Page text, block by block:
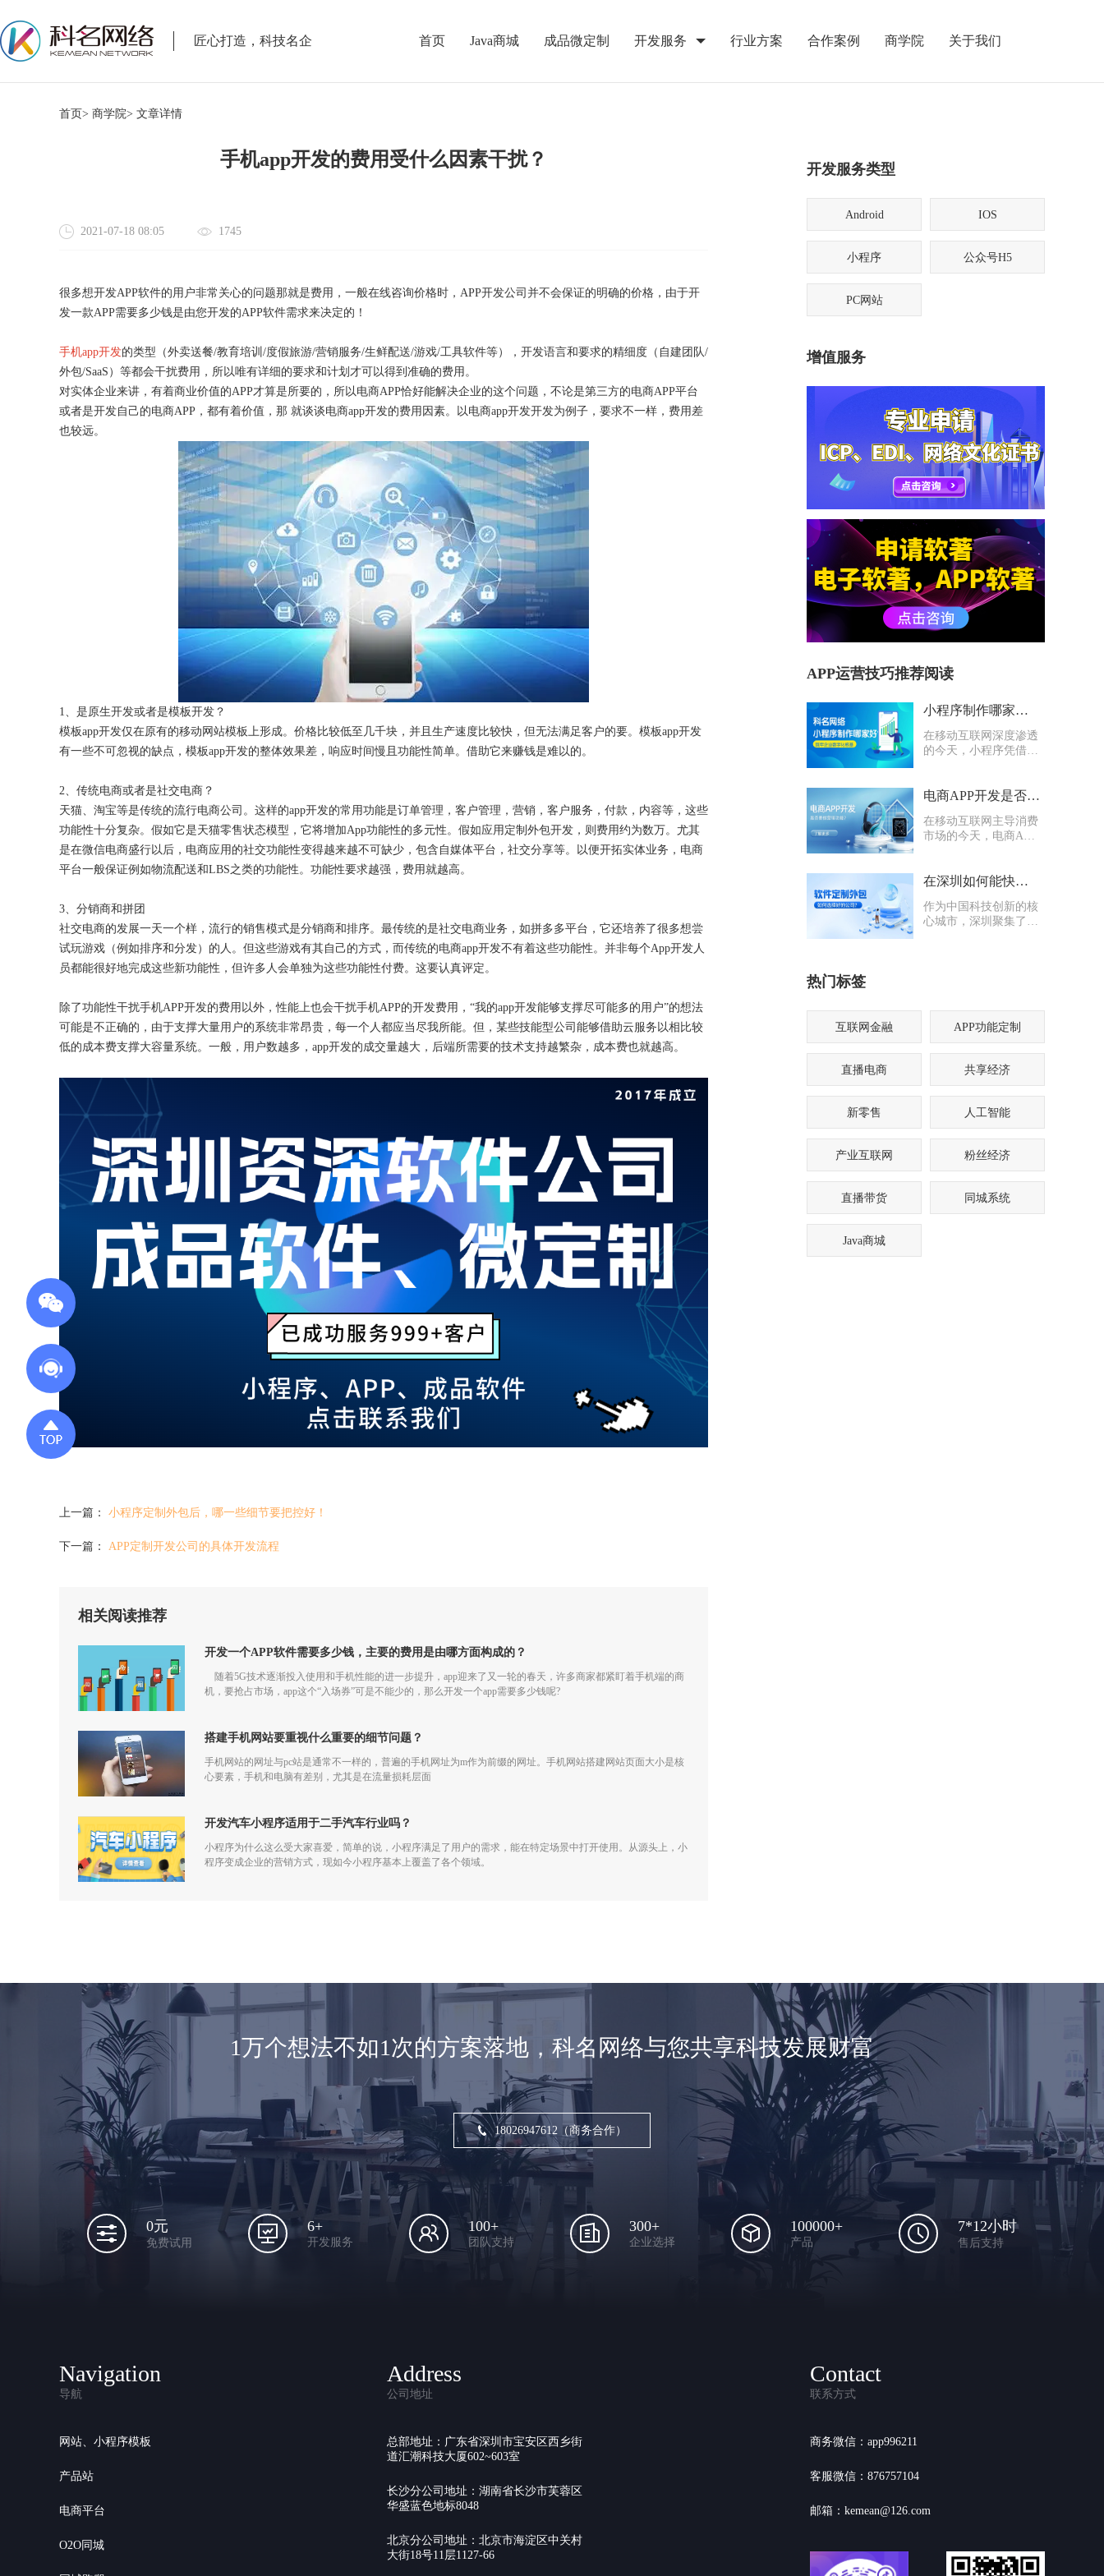
匠心打造，科技名企 首页 Java商城 成品微定制 开发服务 行业方案 合作案例 商学院 关于我们
首页> 商学院> 文章详情
手机app开发的费用受什么因素干扰？
2021-07-18 08:05 1745
很多想开发APP软件的用户非常关心的问题那就是费用，一般在线咨询价格时，APP开发公司并不会保证的明确的价格，由于开
发一款APP需要多少钱是由您开发的APP软件需求来决定的！
手机app开发的类型（外卖送餐/教育培训/度假旅游/营销服务/生鲜配送/游戏/工具软件等），开发语言和要求的精细度（自建团队/
外包/SaaS）等都会干扰费用，所以唯有详细的要求和计划才可以得到准确的费用。
对实体企业来讲，有着商业价值的APP才算是所要的，所以电商APP恰好能解决企业的这个问题，不论是第三方的电商APP平台
或者是开发自己的电商APP，都有着价值，那 就谈谈电商app开发的费用因素。以电商app开发开发为例子，要求不一样，费用差
也较远。
1、是原生开发或者是模板开发？
模板app开发仅在原有的移动网站模板上形成。价格比较低至几千块，并且生产速度比较快，但无法满足客户的要。模板app开发
有一些不可忽视的缺点，模板app开发的整体效果差，响应时间慢且功能性简单。借助它来赚钱是难以的。
2、传统电商或者是社交电商？
天猫、淘宝等是传统的流行电商公司。这样的app开发的常用功能是订单管理，客户管理，营销，客户服务，付款，内容等，这些
功能性十分复杂。假如它是天猫零售状态模型，它将增加App功能性的多元性。假如应用定制外包开发，则费用约为数万。尤其
是在微信电商盛行以后，电商应用的社交功能性变得越来越不可缺少，包含自媒体平台，社交分享等。以便开拓实体业务，电商
平台一般保证例如物流配送和LBS之类的功能性。功能性要求越强，费用就越高。
3、分销商和拼团
社交电商的发展一天一个样，流行的销售模式是分销商和排序。最传统的是社交电商业务，如拼多多平台，它还培养了很多想尝
试玩游戏（例如排序和分发）的人。但这些游戏有其自己的方式，而传统的电商app开发不有着这些功能性。并非每个App开发人
员都能很好地完成这些新功能性，但许多人会单独为这些功能性付费。这要认真评定。
除了功能性干扰手机APP开发的费用以外，性能上也会干扰手机APP的开发费用，“我的app开发能够支撑尽可能多的用户”的想法
可能是不正确的，由于支撑大量用户的系统非常昂贵，每一个人都应当尽我所能。但，某些技能型公司能够借助云服务以相比较
低的成本费支撑大容量系统。一般，用户数越多，app开发的成交量越大，后端所需要的技术支持越繁杂，成本费也就越高。
上一篇： 小程序定制外包后，哪一些细节要把控好！
下一篇： APP定制开发公司的具体开发流程
相关阅读推荐
开发一个APP软件需要多少钱，主要的费用是由哪方面构成的？
随着5G技术逐渐投入使用和手机性能的进一步提升，app迎来了又一轮的春天，许多商家都紧盯着手机端的商
机，要抢占市场，app这个“入场券”可是不能少的，那么开发一个app需要多少钱呢?
搭建手机网站要重视什么重要的细节问题？
手机网站的网址与pc站是通常不一样的，普遍的手机网址为m作为前缀的网址。手机网站搭建网站页面大小是核
心要素，手机和电脑有差别，尤其是在流量损耗层面
开发汽车小程序适用于二手汽车行业吗？
小程序为什么这么受大家喜爱，简单的说，小程序满足了用户的需求，能在特定场景中打开使用。从源头上，小
程序变成企业的营销方式，现如今小程序基本上覆盖了各个领域。
开发服务类型
Android IOS
小程序 公众号H5
PC网站
增值服务
APP运营技巧推荐阅读
小程序制作哪家好？科名网络用专业筑牢企业数字化根基
在移动互联网深度渗透
的今天，小程序凭借轻
打通线上渠道、沉淀私
论是初创商户还是成熟
企业，都纷纷布局小程
电商APP开发是否要多做营销功能
在移动互联网主导消费
市场的今天，电商APP
体。不少企业在开发电
个两难困境：电商APP
开发是否要多做营销功
在深圳如何能快速找到一家优质的软件定制外包公司
作为中国科技创新的核
心城市，深圳聚集了海
司时，常常陷入“选择
热门标签
互联网金融 APP功能定制
直播电商 共享经济
新零售 人工智能
产业互联网 粉丝经济
直播带货 同城系统
Java商城
1万个想法不如1次的方案落地，科名网络与您共享科技发展财富
18026947612（商务合作）
0元
免费试用
6+
开发服务
100+
团队支持
300+
企业选择
100000+
产品
7*12小时
售后支持
Navigation
导航
网站、小程序模板
产品站
电商平台
O2O同城
Address
公司地址
总部地址：广东省深圳市宝安区西乡街
道汇潮科技大厦602~603室
长沙分公司地址：湖南省长沙市芙蓉区
华盛蓝色地标8048
北京分公司地址：北京市海淀区中关村
大街18号11层1127-66
Contact
联系方式
商务微信：app996211
客服微信：876757104
邮箱：kemean@126.com
获得产品报价方案
1万个想法不如1次的方案落地
扫码添加[商务总监]沟通方案